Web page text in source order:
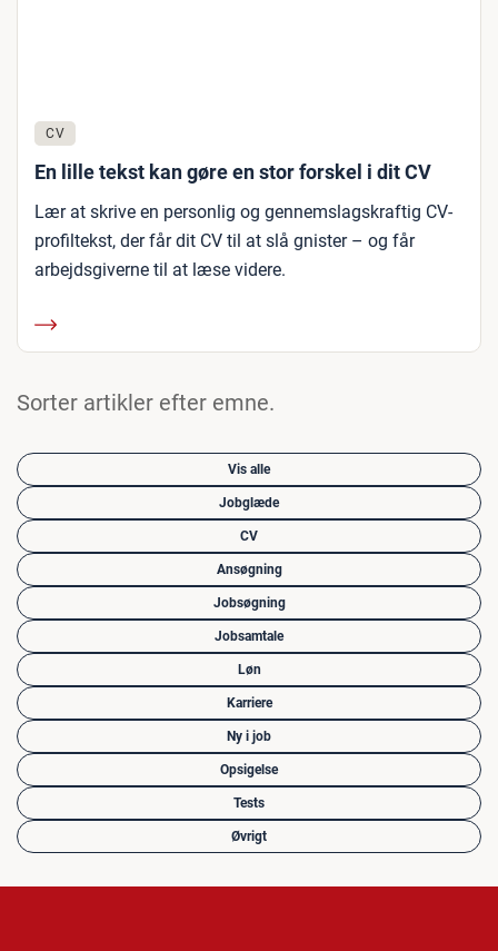
CV
En lille tekst kan gøre en stor forskel i dit CV
Lær at skrive en personlig og gennemslagskraftig CV-
profiltekst, der får dit CV til at slå gnister – og får
arbejdsgiverne til at læse videre.
Sorter artikler efter emne.
Vis alle
Jobglæde
CV
Ansøgning
Jobsøgning
Jobsamtale
Løn
Karriere
Ny i job
Opsigelse
Tests
Øvrigt